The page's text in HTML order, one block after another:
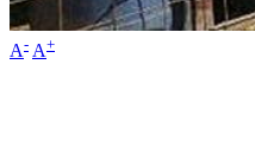
A- A+